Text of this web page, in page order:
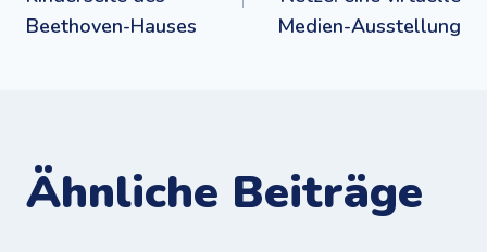
Beethoven-Hauses
Medien-Ausstellung
Ähnliche Beiträge